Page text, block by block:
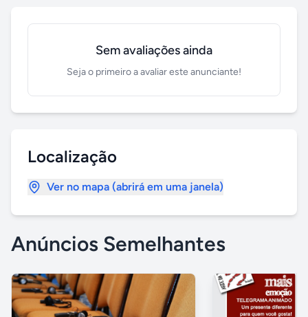
Sem avaliações ainda
Seja o primeiro a avaliar este anunciante!
Localização
Ver no mapa (abrirá em uma janela)
Anúncios Semelhantes